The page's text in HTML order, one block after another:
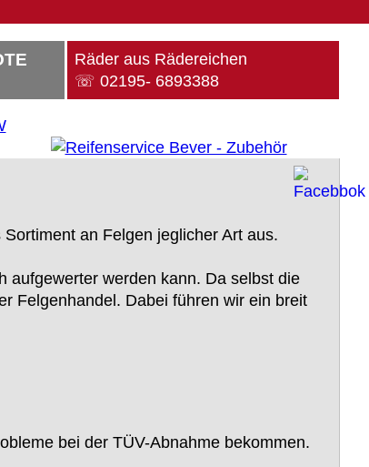
Räder aus Rädereichen
☏ 02195- 6893388
an Felgen jeglicher Art aus.
aufgewerter werden kann. Da selbst die
Felgenhandel. Dabei führen wir ein breit
bei der TÜV-Abnahme bekommen.